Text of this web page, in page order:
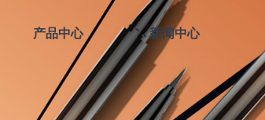
产品中心 新闻中心